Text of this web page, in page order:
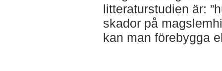
litteraturstudien är:
skador på
kan man förebygga